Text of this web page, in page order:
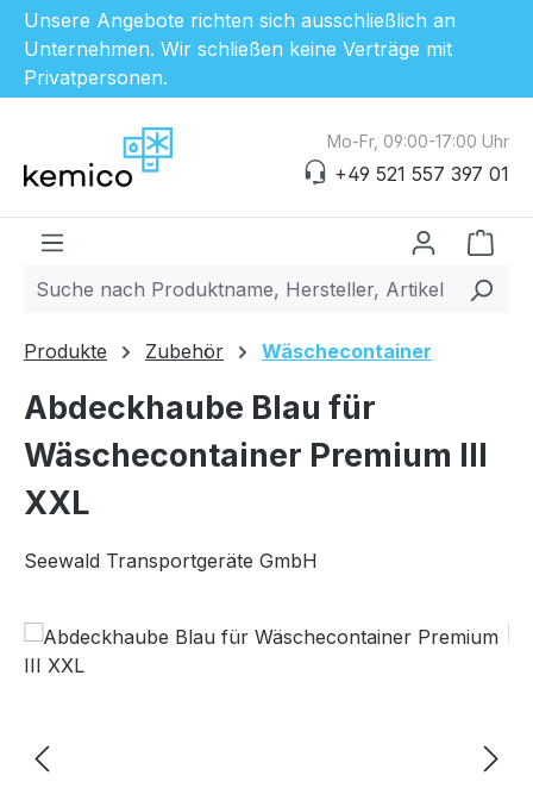
Unsere Angebote richten sich ausschließlich an
Unternehmen. Wir schließen keine Verträge mit
Privatpersonen.
Zum Hauptinhalt springen
Mo-Fr, 09:00-17:00 Uhr
+49 521 557 397 01
Produkte Zubehör Wäschecontainer
Abdeckhaube Blau für
Wäschecontainer Premium III
XXL
Seewald Transportgeräte GmbH
Bildergalerie überspringen